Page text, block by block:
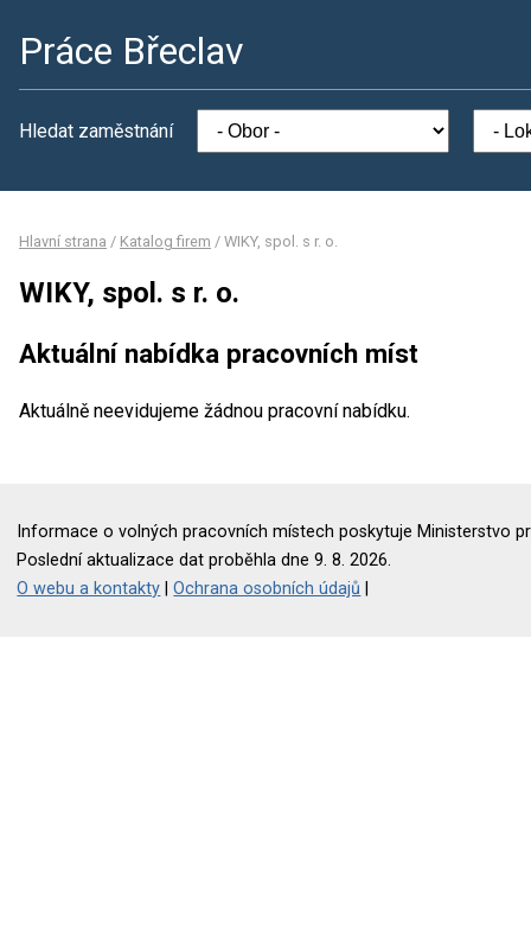
Práce Břeclav
Hledat zaměstnání
Hlavní strana / Katalog firem / WIKY, spol. s r. o.
WIKY, spol. s r. o.
Aktuální nabídka pracovních míst
Aktuálně neevidujeme žádnou pracovní nabídku.
Informace o volných pracovních místech poskytuje Ministerstvo
Poslední aktualizace dat proběhla dne 9. 8. 2026.
O webu a kontakty |Ochrana osobních údajů